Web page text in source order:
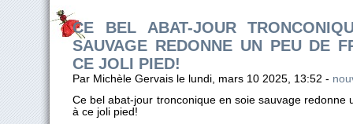
CE BEL ABAT-JOUR
SAUVAGE REDONNE UN PEU DE
CE JOLI PIED!
Par Michèle Gervais le lundi, mars 10 2025, 13:52 -
Ce bel abat-jour tronconique en soie sauvage redonne
à ce joli pied!